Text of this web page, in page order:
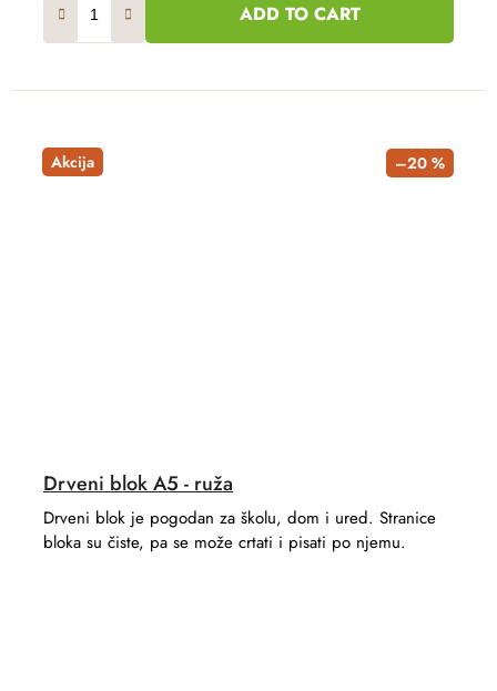
ADD TO CART
Akcija –20 %
Drveni blok A5 - ruža
Drveni blok je pogodan za školu, dom i ured. Stranice
bloka su čiste, pa se može crtati i pisati po njemu.